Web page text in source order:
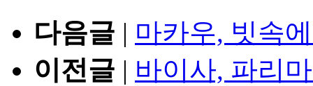
다음글 | 마카우, 빗속
이전글 | 바이사, 파리